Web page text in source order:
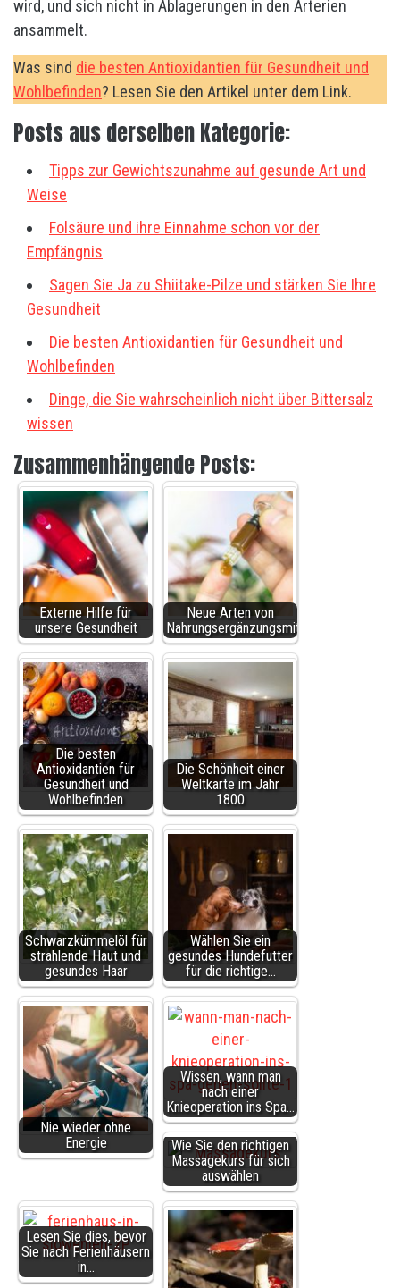
wird, und sich nicht in Ablagerungen in den Arterien
ansammelt.
Was sind die besten Antioxidantien für Gesundheit und
Wohlbefinden? Lesen Sie den Artikel unter dem Link.
Posts aus derselben Kategorie:
Tipps zur Gewichtszunahme auf gesunde Art und
Weise
Folsäure und ihre Einnahme schon vor der
Empfängnis
Sagen Sie Ja zu Shiitake-Pilze und stärken Sie Ihre
Gesundheit
Die besten Antioxidantien für Gesundheit und
Wohlbefinden
Dinge, die Sie wahrscheinlich nicht über Bittersalz
wissen
Zusammenhängende Posts:
Externe Hilfe für
unsere Gesundheit
Neue Arten von
Nahrungsergänzungsmitteln
Die besten
Antioxidantien für
Gesundheit und
Wohlbefinden
Die Schönheit einer
Weltkarte im Jahr
1800
Schwarzkümmelöl für
strahlende Haut und
gesundes Haar
Wählen Sie ein
gesundes Hundefutter
für die richtige…
Nie wieder ohne
Energie
Wissen, wann man
nach einer
Knieoperation ins Spa…
Wie Sie den richtigen
Massagekurs für sich
auswählen
Lesen Sie dies, bevor
Sie nach Ferienhäusern
in…